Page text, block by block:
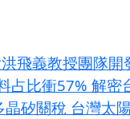
飛義教授團隊
占比衝57% 解
晶矽關稅 台灣太